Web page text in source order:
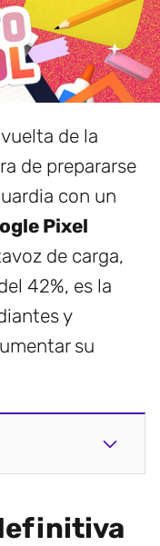
de la
de prepararse
con un
Pixel
de carga,
42%, es la
y
su